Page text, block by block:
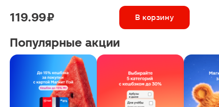
119.99 ₽ В корзину
Популярные акции